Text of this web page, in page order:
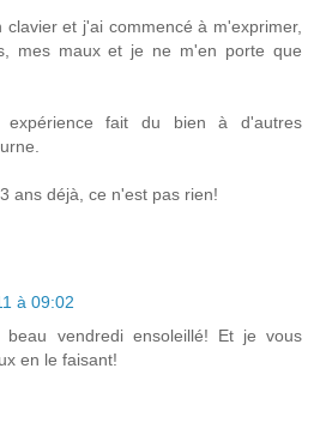
clavier et j'ai commencé à m'exprimer,
mes maux et je ne m'en porte que
fait du bien à d'autres
ans déjà, ce n'est pas rien!
à 09:02
vendredi ensoleillé! Et je vous
en le faisant!